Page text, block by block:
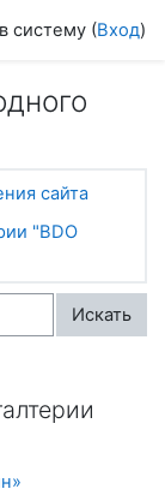
систему (Вход)
сайта
"BDO
Искать